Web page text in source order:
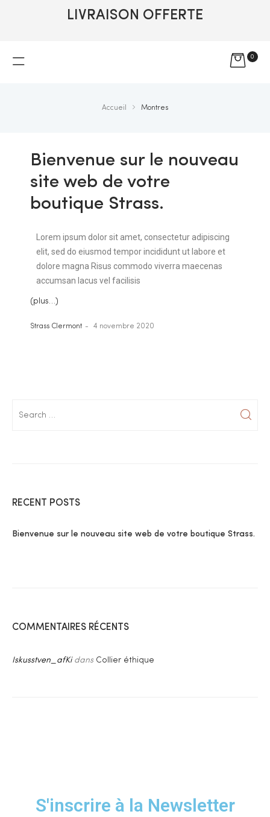
LIVRAISON OFFERTE
0
Accueil Montres
Bienvenue sur le nouveau
site web de votre
boutique Strass.
Lorem ipsum dolor sit amet, consectetur adipiscing
elit, sed do eiusmod tempor incididunt ut labore et
dolore magna Risus commodo viverra maecenas
accumsan lacus vel facilisis
(plus…)
Strass Clermont 4 novembre 2020
RECENT POSTS
Bienvenue sur le nouveau site web de votre boutique Strass.
COMMENTAIRES RÉCENTS
Iskusstven_afKidans Collier éthique
S'inscrire à la Newsletter